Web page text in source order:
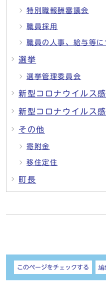
特別職報酬審議会
職員採用
職員の人事、給与等に
選挙
選挙管理委員会
新型コロナウイルス
新型コロナウイルス
その他
寄附金
移住定住
町長
しおり
このページをチェックする 編